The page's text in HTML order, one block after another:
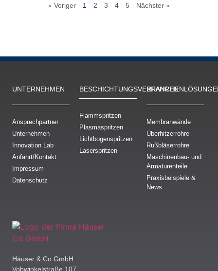
« Voriger 1 2 3 4 5 Nächster »
UNTERNEHMEN
Ansprechpartner
Unternehmen
Innovation Lab
Anfahrt/Kontakt
Impressum
Datenschutz
BESCHICH­TUNGS­VERFAHREN
Flammspritzen
Plasmaspritzen
Lichtbogenspritzen
Laserspritzen
Membranwände
Überhitzerrohre
Rußbläserrohre
Maschinenbau- und
Armaturenteile
Praxisbeispiele &
News
Häuser & Co GmbH
Vohwinkelstraße 107